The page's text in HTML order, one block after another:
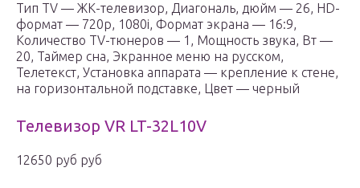
Тип TV — ЖК-телевизор, Диагональ, дюйм — 26, HD-
формат — 720p, 1080i, Формат экрана — 16:9,
Количество TV-тюнеров — 1, Мощность звука, Вт —
20, Таймер сна, Экранное меню на русском,
Телетекст, Установка аппарата — крепление к стене,
на горизонтальной подставке, Цвет — черный
Телевизор VR LT-32L10V
12650 руб руб